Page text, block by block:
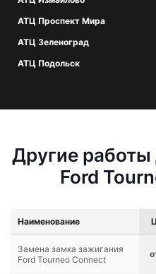
АТЦ Проспект Мира
АТЦ Зеленоград
АТЦ Подольск
Другие
Ford
Наименование
Замена замка зажигания
Ford Tourneo Connect